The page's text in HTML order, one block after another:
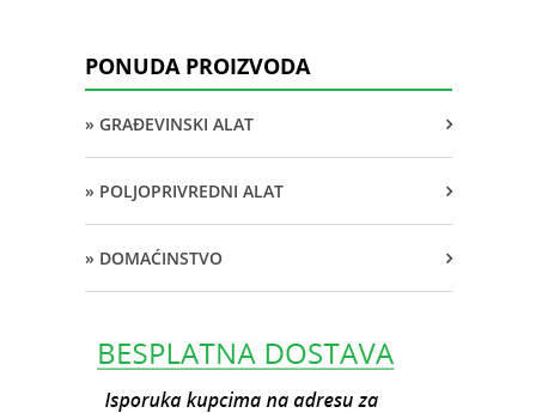
PONUDA PROIZVODA
» GRAĐEVINSKI ALAT
» POLJOPRIVREDNI ALAT
» DOMAĆINSTVO